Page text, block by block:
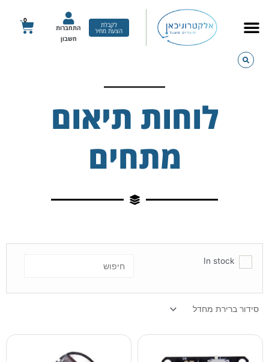
לקבלת
הצעת מחיר
התחברות
חשבון
0
עגלת
לוחות תיאום
מתחים
In stock